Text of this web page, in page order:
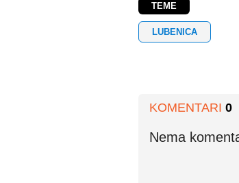
TEME
LUBENICA
KOMENTARI 0
Nema